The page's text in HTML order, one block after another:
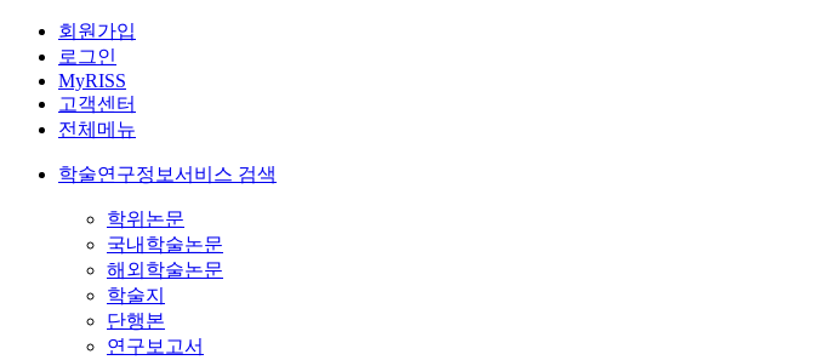
회원가입
로그인
MyRISS
고객센터
전체메뉴
학술연구정보서비스 검색
학위논문
국내학술논문
해외학술논문
학술지
단행본
연구보고서